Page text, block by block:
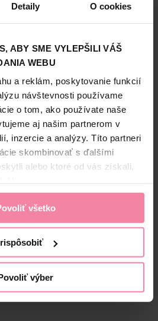
Detaily O cookies
ABY SME VYLEPŠILI VÁŠ
WEBU
a reklám, poskytovanie funkcií
návštevnosti používame
o tom, ako používate naše
aj našim partnerom v
inzercie a analýzy. Títo partneri
skombinovať s ďalšími
alebo ktoré od vás získali,
všetko
výber
NAŠA ZNAČKA
Bambus v sáčku 200 ks
Jedn. cena 0,01 / KS